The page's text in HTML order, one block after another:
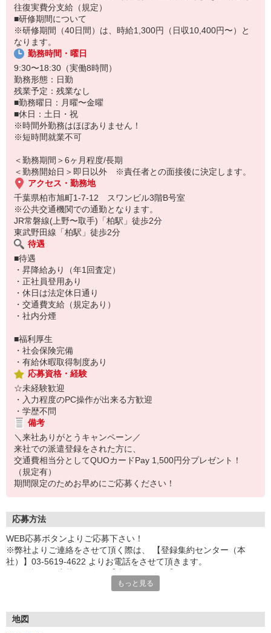
スタッフさんの希望条件に合わせて、お仕事のご案内☆
就業前研修（職場見学）の段取りなど、入職までのサポートを行い
ます。
その他、登録済スタッフさんからの電話対応、
営業のフォロー業務、社内共有業務など！
■ポイント
内勤業務を中心に幅広い経験が積めて、
スキルUP・ステップUP目指せます！
◇色々な人と話すことが好き
◇長期で安定した収入を得たい方
＼働きやすさ重視の職場です！／
先輩スタッフの前職もさまざま！
事務未経験スタートの方が多数活躍中◎
駅チカ・時間外勤務ほぼ無しで
プライベートとの両立もバッチリです♪
往復実費分支給（規定）
■研修期間について
※研修期間（40日間）は、時給1,300円（日収10,400円〜）と
なります。
勤務時間・曜日
9:30〜18:30（実働8時間）
勤務形態：日勤
残業予定：残業なし
■勤務曜日：月曜〜金曜
■休日：土日・祝
※時間外勤務はほぼありません！
※短時間就業不可
＜勤務期間＞6ヶ月程度/長期
＜勤務開始日＞即日以外 ※責任者との面接後に決定します。
アクセス・勤務地
千葉県柏市旭町1-7-12 スワンビル3階B号室
※公共交通機関での通勤となります。
JR常磐線(上野〜取手)「柏駅」徒歩2分
東武野田線「柏駅」徒歩2分
待遇
■待遇
・昇降給あり（年1回査定）
・正社員登用あり
・休日は法定休日通り
・交通費支給（規定あり）
・社内分煙
■福利厚生
・社会保険完備
・有給休暇取得制度あり
応募資格・経験
☆未経験歓迎
・入力程度のPC操作が出来る方歓迎
・学歴不問
備考
＼来社ありがとうキャンペーン／
来社での派遣登録をされた方に、
交通費相当分としてQUOカードPay 1,500円分プレゼント！
（規定有）
期間限定のためお早めにご応募ください！
応募方法
WEB応募ボタンよりご応募下さい！
※弊社よりご連絡をさせて頂く際は、 【登録集約センター（本
社）】03-5619-4622 よりお電話をさせて頂きます。
もっと見る
地図